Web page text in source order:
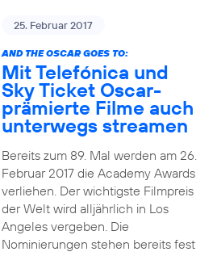
25. Februar 2017
AND THE OSCAR GOES TO:
Mit Telefónica und
Sky Ticket Oscar-
prämierte Filme auch
unterwegs streamen
Bereits zum 89. Mal werden am 26.
Februar 2017 die Academy Awards
verliehen. Der wichtigste Filmpreis
der Welt wird alljährlich in Los
Angeles vergeben. Die
Nominierungen stehen bereits fest